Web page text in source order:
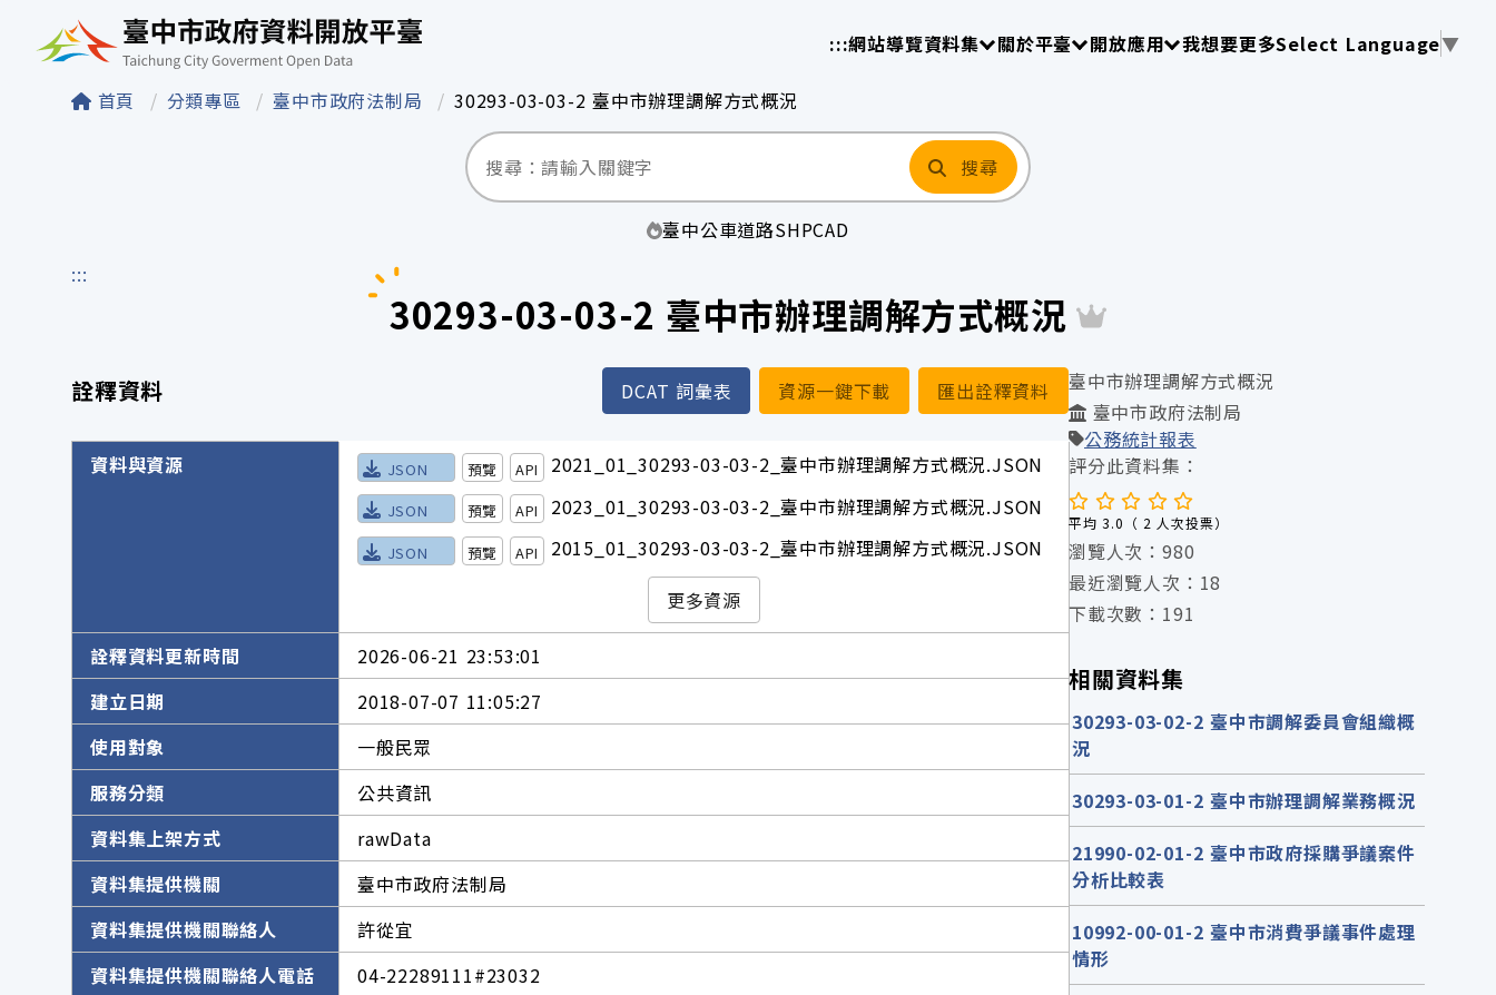
臺中市政府資料開放平臺 :::網站導覽資料集請使用 TAB 操作選單
關於平臺請使用 TAB 操作選單
開放應用請使用 TAB 操作選單
我想要更多Select Language▼
首頁 分類專區 臺中市政府法制局 30293-03-03-2 臺中市辦理調解方式概況
搜尋
臺中公車道路SHPCAD
:::
30293-03-03-2 臺中市辦理調解方式概況
詮釋資料 DCAT 詞彙表 資源一鍵下載 匯出詮釋資料
詮釋資料詳細內容
資料與資源 JSON 預覽 API 2021_01_30293-03-03-2_臺中市辦理調解方式概況.JSON
JSON 預覽 API 2023_01_30293-03-03-2_臺中市辦理調解方式概況.JSON
JSON 預覽 API
2015_01_30293-03-03-2_臺中市辦理調解方式概況.JSON
更多資源
詮釋資料更新時間
2026-06-21 23:53:01
建立日期
2018-07-07 11:05:27
使用對象
一般民眾
服務分類
公共資訊
資料集上架方式
rawData
資料集提供機關
臺中市政府法制局
資料集提供機關聯絡人
許從宜
資料集提供機關聯絡人電話
04-22289111#23032
臺中市辦理調解方式概況
臺中市政府法制局
公務統計報表
評分此資料集：
平均 3.0（ 2 人次投票）
瀏覽人次：980
最近瀏覽人次：18
下載次數：191
相關資料集
30293-03-02-2 臺中市調解委員會組織概
況
30293-03-01-2 臺中市辦理調解業務概況
21990-02-01-2 臺中市政府採購爭議案件
分析比較表
10992-00-01-2 臺中市消費爭議事件處理
情形